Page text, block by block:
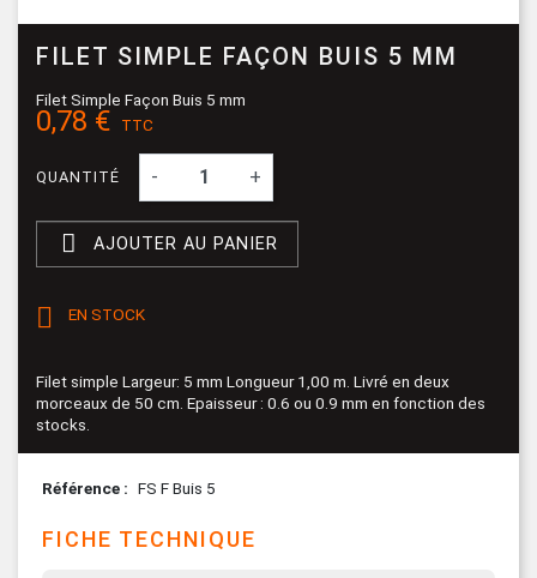
FILET SIMPLE FAÇON BUIS 5 MM
Filet Simple Façon Buis 5 mm
0,78 € TTC
QUANTITÉ - +
 AJOUTER AU PANIER
 EN STOCK
Filet simple Largeur: 5 mm Longueur 1,00 m. Livré en deux
morceaux de 50 cm. Epaisseur : 0.6 ou 0.9 mm en fonction des
stocks.
Référence FS F Buis 5
FICHE TECHNIQUE